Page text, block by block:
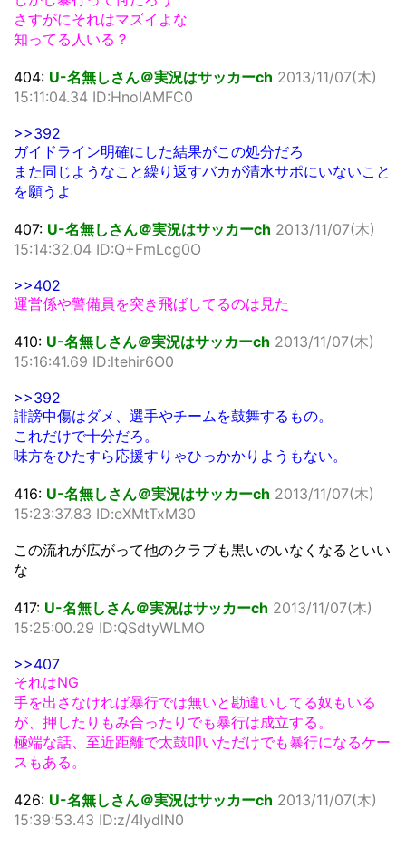
さすがにそれはマズイよな
知ってる人いる？
404: U-名無しさん＠実況はサッカーch 2013/11/07(木)
15:11:04.34 ID:HnoIAMFC0
>>392
ガイドライン明確にした結果がこの処分だろ
また同じようなこと繰り返すバカが清水サポにいないこと
を願うよ
407: U-名無しさん＠実況はサッカーch 2013/11/07(木)
15:14:32.04 ID:Q+FmLcg0O
>>402
運営係や警備員を突き飛ばしてるのは見た
410: U-名無しさん＠実況はサッカーch 2013/11/07(木)
15:16:41.69 ID:ltehir6O0
>>392
誹謗中傷はダメ、選手やチームを鼓舞するもの。
これだけで十分だろ。
味方をひたすら応援すりゃひっかかりようもない。
416: U-名無しさん＠実況はサッカーch 2013/11/07(木)
15:23:37.83 ID:eXMtTxM30
この流れが広がって他のクラブも黒いのいなくなるといい
な
417: U-名無しさん＠実況はサッカーch 2013/11/07(木)
15:25:00.29 ID:QSdtyWLMO
>>407
それはNG
手を出さなければ暴行では無いと勘違いしてる奴もいる
が、押したりもみ合ったりでも暴行は成立する。
極端な話、至近距離で太鼓叩いただけでも暴行になるケー
スもある。
426: U-名無しさん＠実況はサッカーch 2013/11/07(木)
15:39:53.43 ID:z/4IydlN0